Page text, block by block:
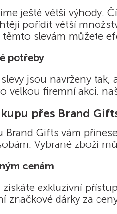
ještě větší výhody.
pořídit větší
slevám můžete
potřeby
slevy jsou navrženy
velkou firemní akci,
přes Brand
Brand Gifts vám
Vybrané zboží
cenám
exkluzivní
značkové dárky za